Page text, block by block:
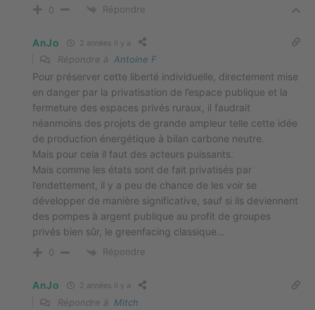
0 Répondre
AnJo 2 années il y a
Répondre à Antoine F
Pour préserver cette liberté individuelle, directement mise
en danger par la privatisation de l’espace publique et la
fermeture des espaces privés ruraux, il faudrait
néanmoins des projets de grande ampleur telle cette idée
de production énergétique à bilan carbone neutre.
Mais pour cela il faut des acteurs puissants.
Mais comme les états sont de fait privatisés par
l’endettement, il y a peu de chance de les voir se
développer de manière significative, sauf si ils deviennent
des pompes à argent publique au profit de groupes
privés bien sûr, le greenfacing classique…
0 Répondre
AnJo 2 années il y a
Répondre à Mitch